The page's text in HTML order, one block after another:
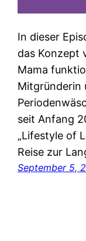
In dieser
das Konzept
Mama
Mitgründerin
seit Anfang
„Lifestyle of
Reise zur
September 5,